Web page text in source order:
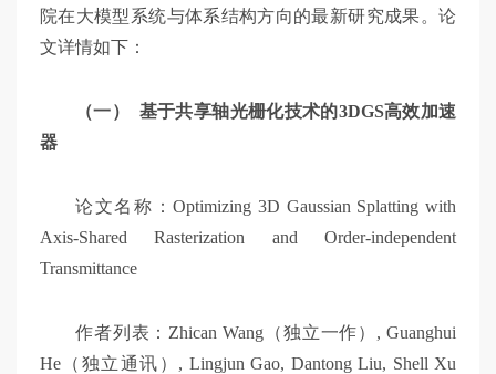
智
慧
院在大模型系统与体系结构方向的最新研究成果。论
文详情如下：
（一） 基于共享轴光栅化技术的3DGS高效加速
器
论文名称：Optimizing 3D Gaussian Splatting with
Axis-Shared Rasterization and Order-independent
Transmittance
作者列表：Zhican Wang（独立一作）, Guanghui
He（独立通讯）, Lingjun Gao, Dantong Liu, Shell Xu